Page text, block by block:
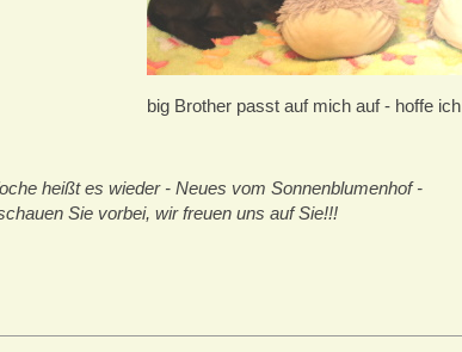
big Brother passt auf mich auf - hoffe ich
heißt es wieder - Neues vom Sonnenblumenhof -
Sie vorbei, wir freuen uns auf Sie!!!